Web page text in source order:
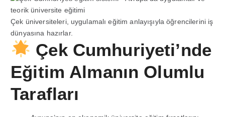
Çek üniversiteleri, uygulamalı eğitim anlayışıyla öğrencilerini iş
dünyasına hazırlar.
Çek Cumhuriyeti’nde
Eğitim Almanın Olumlu
Tarafları